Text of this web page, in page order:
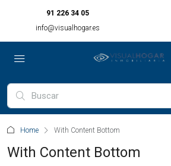
91 226 34 05
info@visualhogar.es
Home With Content Bottom
With Content Bottom